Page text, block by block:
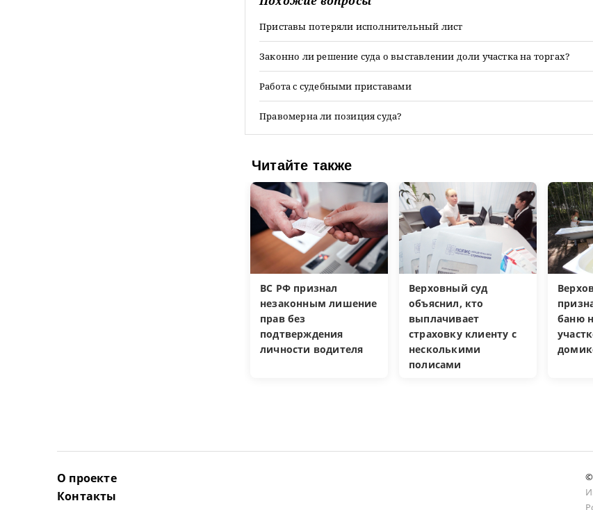
Приставы потеряли исполнительный лист
Законно ли решение суда о выставлении доли участка на торгах?
Работа с судебными приставами
Правомерна ли позиция суда?
Читайте также
ВС РФ признал
незаконным лишение
прав без
подтверждения
личности водителя
Верховный суд
объяснил, кто
выплачивает
страховку клиенту с
несколькими
полисами
баню
О проекте
Контакты
©